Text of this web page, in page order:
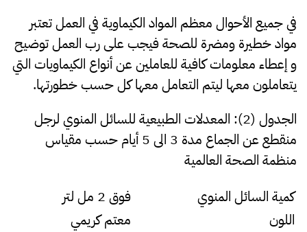
في جميع الأحوال معظم المواد الكيماوية في العمل تعتبر
مواد خطيرة ومضرة للصحة فيجب على رب العمل توضيح
و إعطاء معلومات كافية للعاملين عن أنواع الكيماويات التي
يتعاملون معها ليتم التعامل معها كل حسب خطورتها.
الجدول (2): المعدلات الطبيعية للسائل المنوي لرجل
منقطع عن الجماع مدة 3 الى 5 أيام حسب مقياس
منظمة الصحة العالمية
كمية السائل المنوي
فوق 2 مل لتر
اللون
معتم كريمي